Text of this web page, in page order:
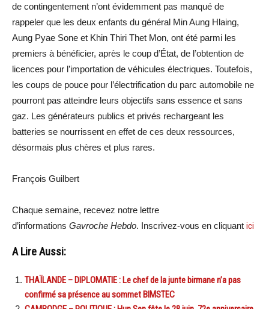
de contingentement n’ont évidemment pas manqué de
rappeler que les deux enfants du général Min Aung Hlaing,
Aung Pyae Sone et Khin Thiri Thet Mon, ont été parmi les
premiers à bénéficier, après le coup d’État, de l’obtention de
licences pour l’importation de véhicules électriques. Toutefois,
les coups de pouce pour l’électrification du parc automobile ne
pourront pas atteindre leurs objectifs sans essence et sans
gaz. Les générateurs publics et privés rechargeant les
batteries se nourrissent en effet de ces deux ressources,
désormais plus chères et plus rares.
François Guilbert
Chaque semaine, recevez notre lettre
d’informations Gavroche Hebdo. Inscrivez-vous en cliquant ici
A Lire Aussi:
THAÏLANDE – DIPLOMATIE : Le chef de la junte birmane n’a pas
confirmé sa présence au sommet BIMSTEC